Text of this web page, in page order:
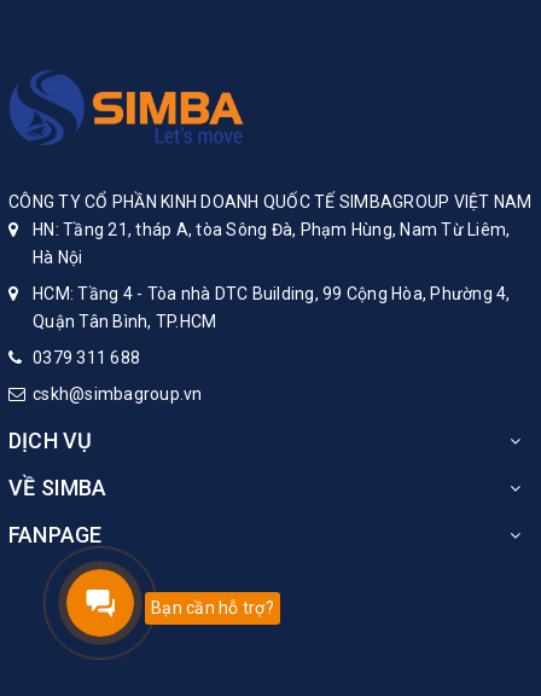
CÔNG TY CỔ PHẦN KINH DOANH QUỐC TẾ SIMBAGROUP VIỆT NAM
HN: Tầng 21, tháp A, tòa Sông Đà, Phạm Hùng, Nam Từ Liêm,
Hà Nội
HCM: Tầng 4 - Tòa nhà DTC Building, 99 Cộng Hòa, Phường 4,
Quận Tân Bình, TP.HCM
0379 311 688
cskh@simbagroup.vn
DỊCH VỤ
VỀ SIMBA
FANPAGE
Bạn cần hỗ trợ?